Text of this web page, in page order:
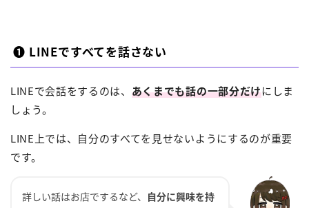
❶ LINEですべてを話さない
LINEで会話をするのは、 あくまでも話の一部分だけにしま
しょう。
LINE上では、自分のすべてを見せないようにするのが重要
です。
詳しい話はお店でするなど、 自分に興味を持